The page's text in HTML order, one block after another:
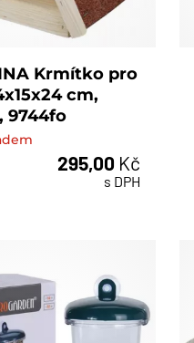
Krmítko pro
cm,
9744fo
295,00 Kč
s DPH